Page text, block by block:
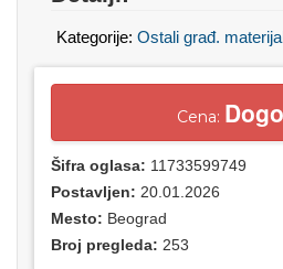
Kategorije: Ostali građ.
Cena:
Šifra oglasa: 11733599749
Postavljen: 20.01.2026
Mesto: Beograd
Broj pregleda: 253